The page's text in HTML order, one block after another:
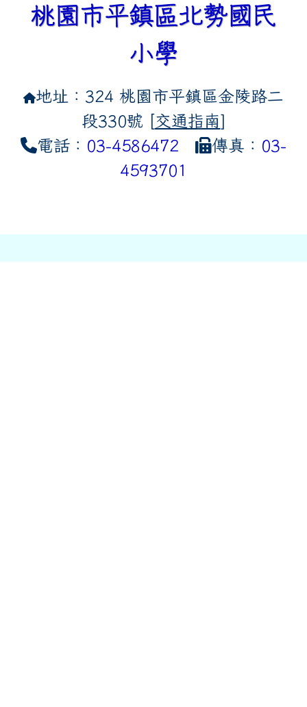
桃園市平鎮區北勢國民
小學
地址：324 桃園市平鎮區金陵路二
段330號 [交通指南]
電話： 03-4586472 傳真： 03-
4593701